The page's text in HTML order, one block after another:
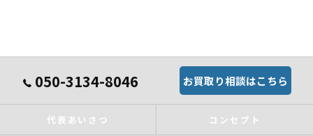
050-3134-8046 お買取り相談はこちら
代表あいさつ コンセプト